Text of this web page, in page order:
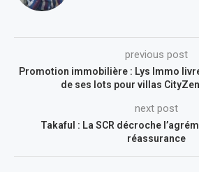
previous post
Promotion immobilière : Lys Immo
de ses lots pour villas
next post
Takaful : La SCR décroche
réassurance